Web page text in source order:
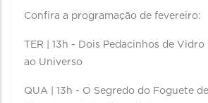
Confira a programação de fevereiro:
TER | 13h - Dois Pedacinhos de Vidro
ao Universo
QUA | 13h - O Segredo do Foguete